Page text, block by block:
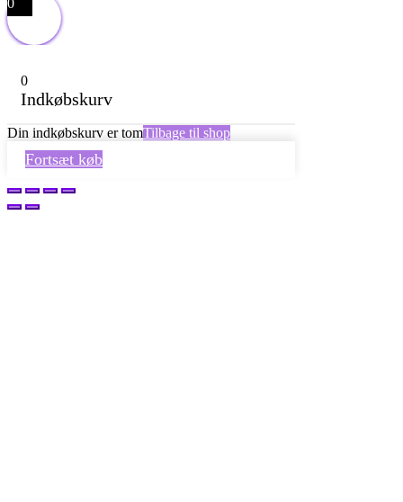
0
0
Indkøbskurv
Din indkøbskurv er tomTilbage til shop
Fortsæt køb